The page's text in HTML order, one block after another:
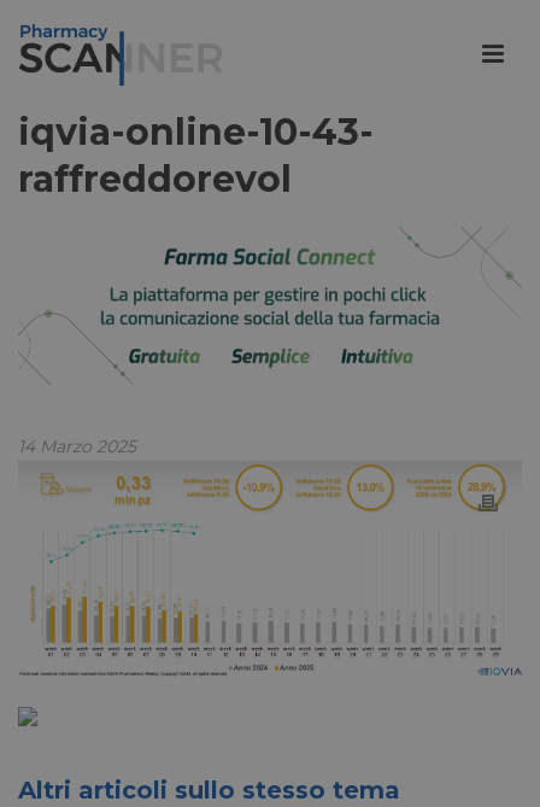
iqvia-online-10-43-
raffreddorevol
14 Marzo 2025
Altri articoli sullo stesso tema